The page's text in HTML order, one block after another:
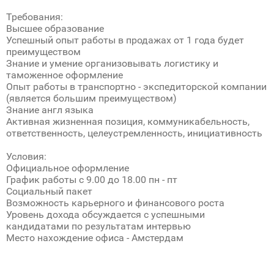
Требования:
Высшее образование
Успешный опыт работы в продажах от 1 года будет
преимуществом
Знание и умение организовывать логистику и
таможенное оформление
Опыт работы в транспортно - экспедиторской компании
(является большим преимуществом)
Знание англ языка
Активная жизненная позиция, коммуникабельность,
ответственность, целеустремленность, инициативность
Условия:
Официальное оформление
График работы с 9.00 до 18.00 пн - пт
Социальный пакет
Возможность карьерного и финансового роста
Уровень дохода обсуждается с успешными
кандидатами по результатам интервью
Место нахождение офиса - Амстердам